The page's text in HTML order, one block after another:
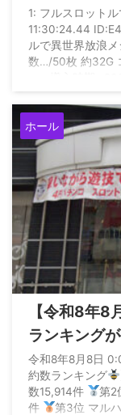
ってもショ
情報も
1: フルスロット
11:30:24.44
ルで異世界放浪
数…/50枚 約32G
https://
ill/00_top.html
ホール
【令和8年8
ランキング
の1.5万件
令和8年8月8日
約数ランキング
数15,914件
第2
件
第3位 マル